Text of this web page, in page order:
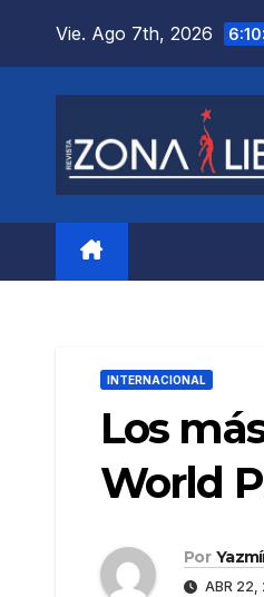
Vie. Ago 7th, 2026
INTERNACIONAL
Los
World
Por
ABR 22,